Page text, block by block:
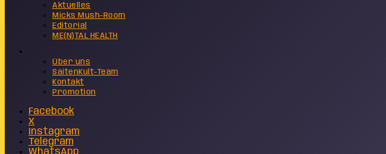
Aktuelles
Micks Mush-Room
Editorial
ME(N)TAL HEALTH
Über uns
SaitenKult-Team
Kontakt
Promotion
Facebook
X
Instagram
Telegram
WhatsApp